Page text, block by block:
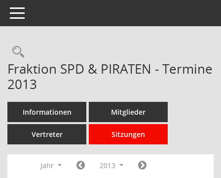
Toggle navigation
Rechercheauswahl
Fraktion SPD & PIRATEN - Termine
2013
Informationen Mitglieder
Vertreter Sitzungen
Jahr
2013